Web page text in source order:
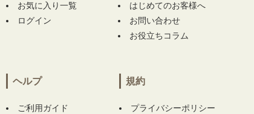
福岡県にて
【未使用品 ダンスウィズドラゴン
系 ドライバー用 ドラゴンフェイス スパンコー
BRIDGESTONE GOLF パンツ 88cm 青 薄手
お気に入り一覧
ログイン
はじめてのお客様へ
お問い合わせ
お役立ちコラム
ヘルプ
ご利用ガイド
規約
プライバシーポリシー